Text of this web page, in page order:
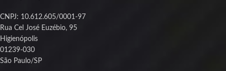
CNPJ: 10.612.605/0001-97
Rua Cel José Euzébio, 95
Higienópolis
01239-030
São Paulo/SP